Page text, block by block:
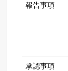
報告事項
承認事項